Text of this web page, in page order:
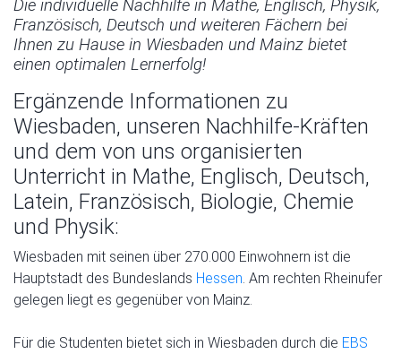
Die individuelle Nachhilfe in Mathe, Englisch, Physik,
Französisch, Deutsch und weiteren Fächern bei
Ihnen zu Hause in Wiesbaden und Mainz bietet
einen optimalen Lernerfolg!
Ergänzende Informationen zu
Wiesbaden, unseren Nachhilfe-Kräften
und dem von uns organisierten
Unterricht in Mathe, Englisch, Deutsch,
Latein, Französisch, Biologie, Chemie
und Physik:
Wiesbaden mit seinen über 270.000 Einwohnern ist die
Hauptstadt des Bundeslands Hessen . Am rechten Rheinufer
gelegen liegt es gegenüber von Mainz.
Für die Studenten bietet sich in Wiesbaden durch die EBS